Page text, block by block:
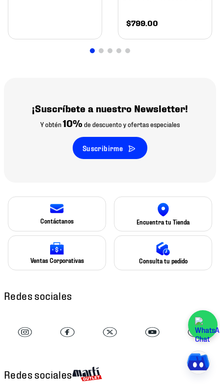
$799 00
¡Suscríbete a nuestro Newsletter!
Y obtén10% de descuento y ofertas especiales
Suscribirme
Contáctanos Encuentra tu Tienda
Ventas Corporativas Consulta tu pedido
Redes sociales
Redes sociales